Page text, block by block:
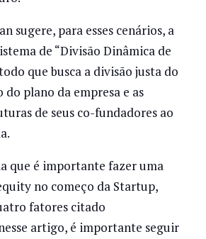
sugere, para esses cenários, a
de “Divisão Dinâmica de
que busca a divisão justa do
plano da empresa e as
de seus co-fundadores ao
que é importante fazer uma
no começo da Startup,
fatores citado
artigo, é importante seguir